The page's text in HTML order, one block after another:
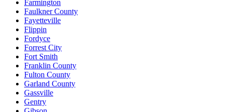
Farmington
Faulkner County
Fayetteville
Flippin
Fordyce
Forrest City
Fort Smith
Franklin County
Fulton County
Garland County
Gassville
Gentry